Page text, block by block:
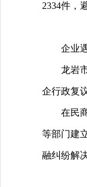
2334件，
企业
龙岩市
企行政复
在民商
等部门建
融纠纷解